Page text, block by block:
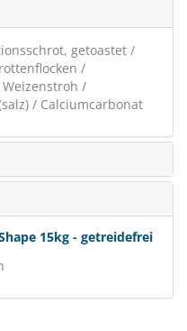
getoastet /
/
/
/ Calciumcarbonat
15kg - getreidefrei